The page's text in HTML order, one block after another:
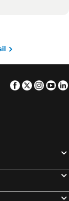
Facebook
Twitter